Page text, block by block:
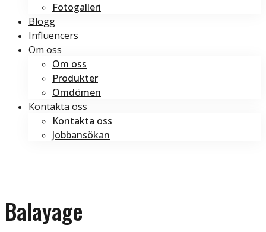
Fotogalleri
Blogg
Influencers
Om oss
Om oss
Produkter
Omdömen
Kontakta oss
Kontakta oss
Jobbansökan
Balayage